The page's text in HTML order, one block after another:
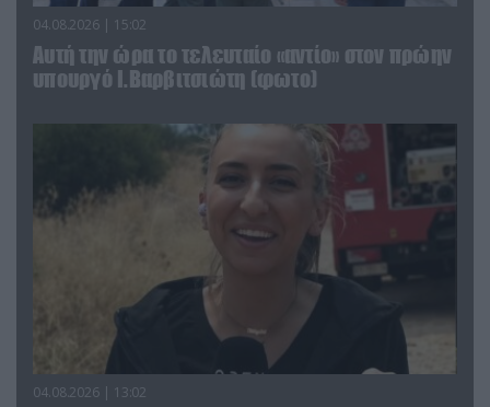
04.08.2026 | 15:02
Αυτή την ώρα το τελευταίο «αντίο» στον πρώην
υπουργό Ι.Βαρβιτσιώτη (φωτο)
04.08.2026 | 13:02